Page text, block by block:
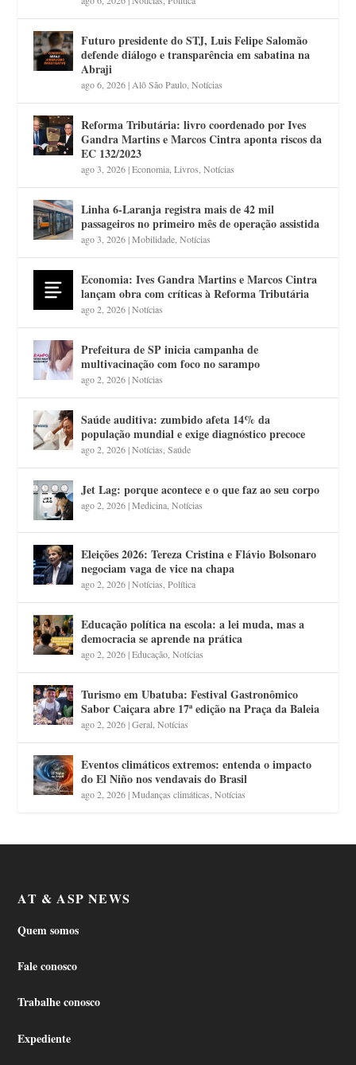
Futuro presidente do STJ, Luis Felipe Salomão
defende diálogo e transparência em sabatina na
Abraji
ago 6, 2026| Alô São Paulo ,Notícias
Reforma Tributária: livro coordenado por Ives
Gandra Martins e Marcos Cintra aponta riscos da
EC 132/2023
ago 3, 2026|Economia ,Livros ,Notícias
Linha 6-Laranja registra mais de 42 mil
passageiros no primeiro mês de operação assistida
ago 3, 2026|Mobilidade ,Notícias
Economia: Ives Gandra Martins e Marcos Cintra
lançam obra com críticas à Reforma Tributária
ago 2, 2026|Notícias
Prefeitura de SP inicia campanha de
multivacinação com foco no sarampo
ago 2, 2026|Notícias
Saúde auditiva: zumbido afeta 14% da
população mundial e exige diagnóstico precoce
ago 2, 2026|Notícias ,Saúde
Jet Lag: porque acontece e o que faz ao seu corpo
ago 2, 2026|Medicina ,Notícias
Eleições 2026: Tereza Cristina e Flávio Bolsonaro
negociam vaga de vice na chapa
ago 2, 2026|Notícias ,Política
Educação política na escola: a lei muda, mas a
democracia se aprende na prática
ago 2, 2026|Educação ,Notícias
Turismo em Ubatuba: Festival Gastronômico
Sabor Caiçara abre 17ª edição na Praça da Baleia
ago 2, 2026|Geral ,Notícias
Eventos climáticos extremos: entenda o impacto
do El Niño nos vendavais do Brasil
ago 2, 2026|Mudanças climáticas ,Notícias
AT & ASP NEWS
Quem somos
Fale conosco
Trabalhe conosco
Expediente